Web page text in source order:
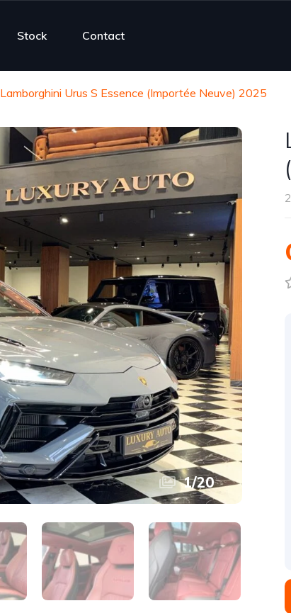
Stock Contact
Lamborghini Urus S Essence (Importée Neuve) 2025
1/20